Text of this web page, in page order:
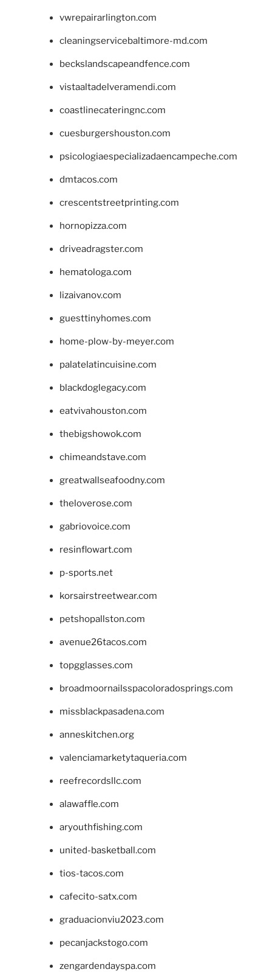
vwrepairarlington.com
cleaningservicebaltimore-md.com
beckslandscapeandfence.com
vistaaltadelveramendi.com
coastlinecateringnc.com
cuesburgershouston.com
psicologiaespecializadaencampeche.com
dmtacos.com
crescentstreetprinting.com
hornopizza.com
driveadragster.com
hematologa.com
lizaivanov.com
guesttinyhomes.com
home-plow-by-meyer.com
palatelatincuisine.com
blackdoglegacy.com
eatvivahouston.com
thebigshowok.com
chimeandstave.com
greatwallseafoodny.com
theloverose.com
gabriovoice.com
resinflowart.com
p-sports.net
korsairstreetwear.com
petshopallston.com
avenue26tacos.com
topgglasses.com
broadmoornailsspacoloradosprings.com
missblackpasadena.com
anneskitchen.org
valenciamarketytaqueria.com
reefrecordsllc.com
alawaffle.com
aryouthfishing.com
united-basketball.com
tios-tacos.com
cafecito-satx.com
graduacionviu2023.com
pecanjackstogo.com
zengardendayspa.com